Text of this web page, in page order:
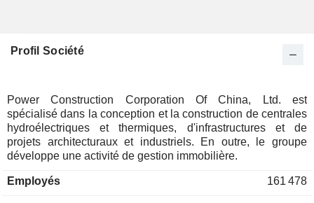
Profil Société
Power Construction Corporation Of China, Ltd. est
spécialisé dans la conception et la construction de centrales
hydroélectriques et thermiques, d'infrastructures et de
projets architecturaux et industriels. En outre, le groupe
développe une activité de gestion immobilière.
Employés 161 478